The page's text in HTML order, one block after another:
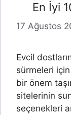
En İyi
17 Ağustos
Evcil
sürmeleri
bir önem
sitelerinin
seçenekleri